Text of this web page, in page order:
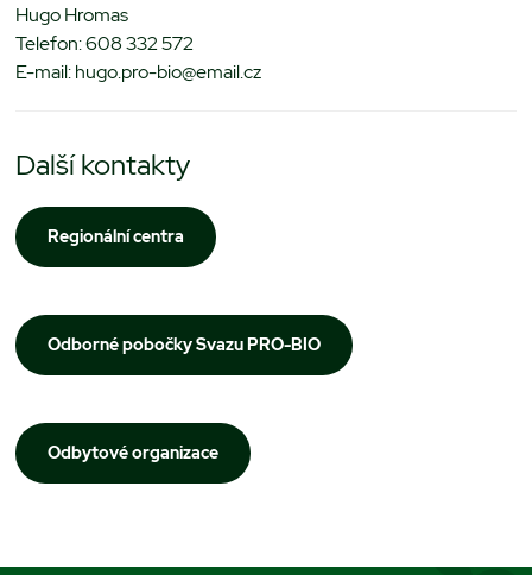
Hugo Hromas
Telefon: 608 332 572
E-mail: hugo.pro-bio@email.cz
Další kontakty
Regionální centra
Odborné pobočky Svazu PRO-BIO
Odbytové organizace